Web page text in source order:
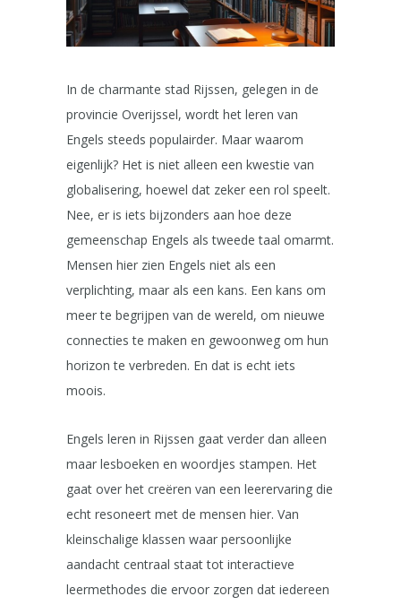
In de charmante stad Rijssen, gelegen in de
provincie Overijssel, wordt het leren van
Engels steeds populairder. Maar waarom
eigenlijk? Het is niet alleen een kwestie van
globalisering, hoewel dat zeker een rol speelt.
Nee, er is iets bijzonders aan hoe deze
gemeenschap Engels als tweede taal omarmt.
Mensen hier zien Engels niet als een
verplichting, maar als een kans. Een kans om
meer te begrijpen van de wereld, om nieuwe
connecties te maken en gewoonweg om hun
horizon te verbreden. En dat is echt iets
moois.
Engels leren in Rijssen gaat verder dan alleen
maar lesboeken en woordjes stampen. Het
gaat over het creëren van een leerervaring die
echt resoneert met de mensen hier. Van
kleinschalige klassen waar persoonlijke
aandacht centraal staat tot interactieve
leermethodes die ervoor zorgen dat iedereen